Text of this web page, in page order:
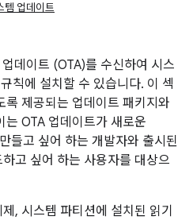
템 업데이트
데이트 (OTA)를 수신하여 시스
칙에 설치할 수 있습니다. 이 섹
록 제공되는 업데이트 패키지와
는 OTA 업데이트가 새로운
들고 싶어 하는 개발자와 출시된
고 싶어 하는 사용자를 대상으
, 시스템 파티션에 설치된 읽기